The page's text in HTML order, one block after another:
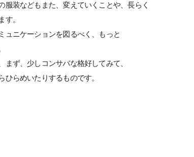
装などもまた、変えていくことや、長らく
。
ュニケーションを図るべく、もっと
ず、少しコンサバな格好してみて、
らめいたりするものです。